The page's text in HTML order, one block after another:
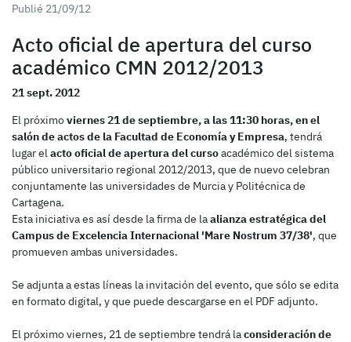
Publié 21/09/12
Acto oficial de apertura del curso
académico CMN 2012/2013
21 sept. 2012
El próximoviernes 21 de septiembre, a las 11:30 horas, en el
salón de actos de la Facultad de Economía y Empresa, tendrá
lugar elacto oficial de apertura del cursoacadémico del sistema
público universitario regional 2012/2013, que de nuevo celebran
conjuntamente las universidades de Murcia y Politécnica de
Cartagena.
Esta iniciativa es así desde la firma de laalianza estratégica del
Campus de Excelencia Internacional 'Mare Nostrum 37/38', que
promueven ambas universidades.
Se adjunta a estas líneas la invitación del evento, que sólo se edita
en formato digital, y que puede descargarse en el PDF adjunto.
El próximo viernes, 21 de septiembre tendrá laconsideración de